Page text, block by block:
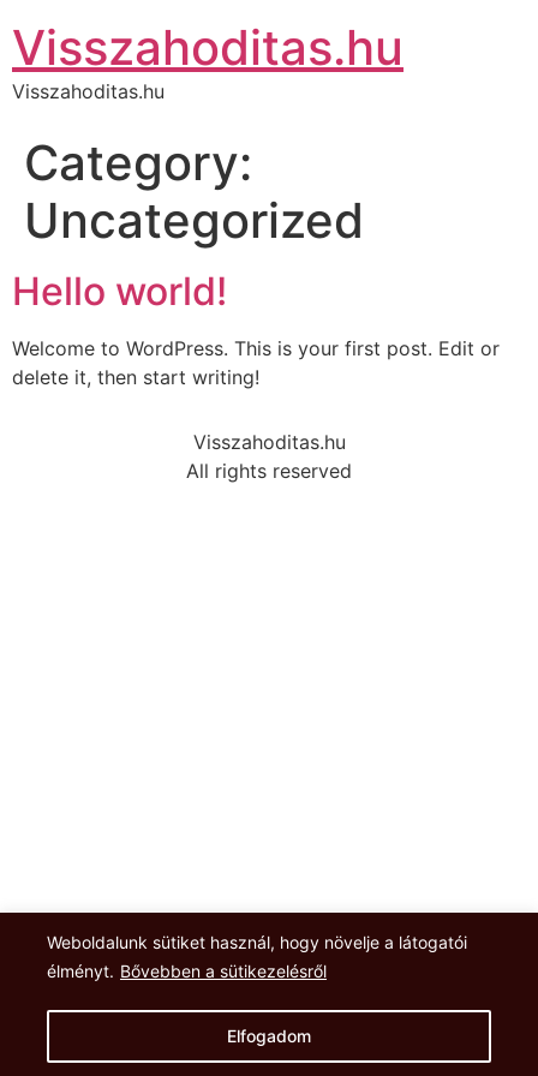
Weboldalunk sütiket használ, hogy növelje a látogatói
élményt. Bővebben a sütikezelésről
Elfogadom
Visszahoditas.hu
Visszahoditas.hu
Category:
Uncategorized
Hello world!
Welcome to WordPress. This is your first post. Edit or
delete it, then start writing!
Visszahoditas.hu
All rights reserved